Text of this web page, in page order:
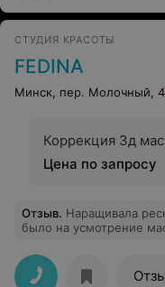
СТУДИЯ КРАСОТЫ
FEDINA
Минск, пер. Молочный, 4
Коррекция 3д
Цена по запросу
Отзыв. Наращивала
было на усмотрение
внимательное